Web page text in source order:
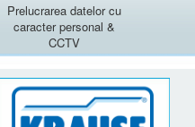
Prelucrarea datelor cu
caracter personal &
CCTV